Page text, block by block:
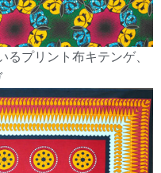
プリント布キテンゲ、